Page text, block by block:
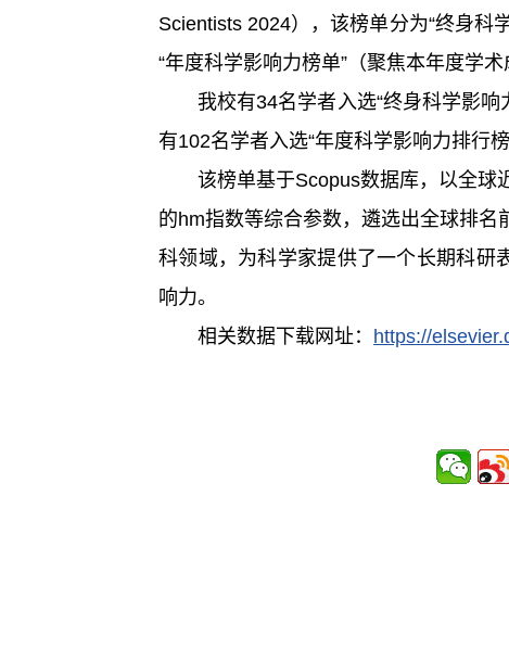
Scientists 2024），该榜单分为“终身科
“年度科学影响力榜单”（聚焦本年度学术
我校有34名学者入选“终身科学影
有102名学者入选“年度科学影响力排行
该榜单基于Scopus数据库，以全球
的hm指数等综合参数，遴选出全球排
科领域，为科学家提供了一个长期科研
响力。
相关数据下载网址： https://